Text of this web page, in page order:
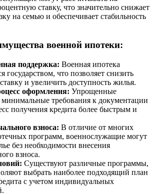
ставку, что значительно снижает
на семью и обеспечивает стабильность
военной ипотеки:
поддержка: Военная ипотека
государством, что позволяет снизить
и увеличить доступность жилья.
оформления: Упрощенные
требования к документации
получения кредита более быстрым и
взноса: В отличие от многих
программ, военнослужащие могут
без необходимости внесения
взноса.
Существуют различные программы,
выбрать наиболее подходящий план
с учетом индивидуальных